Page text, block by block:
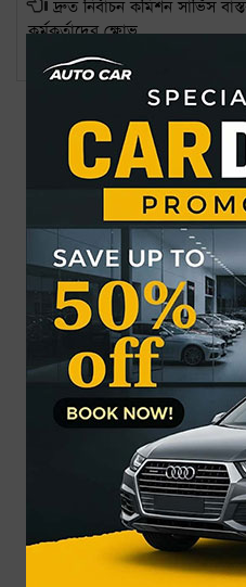
দ্রুত নির্বাচন কমিশন সার্ভিস
কর্মকর্তাদের ক্ষোভ
সর্বশেষ
গ্র্যামিতে এখনো সিদ্ধান্তহীন স্ট্রে
৩ দিনে ফ্রি দেখা যাবে ৬ সিনেমা
উন্মুক্ত জুলাই স্মৃতি জাদুঘর:
দেশজুড়ে ৫ দিন বৃষ্টির পূর্বাভাস
একদিনের ব্যবধানে আবারও
ঢাকা-ময়মনসিংহ রুটে ট্রেন
থাইল্যান্ডে স্কুলে শিক্ষার্থীর
নারায়ণগঞ্জে গ্যাস লিকেজ
সিলেটে দুই বাসের সংঘর্ষে
ছবি গ্যালারি এর আরও খবর